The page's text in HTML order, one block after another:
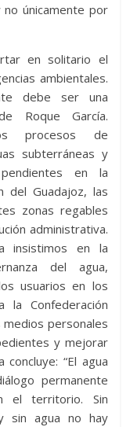
únicamente por
en solitario el
ambientales.
debe ser una
Roque García.
procesos de
subterráneas y
en la
del Guadajoz, las
zonas regables
administrativa.
insistimos en la
del agua,
usuarios en los
Confederación
medios personales
y mejorar
“El agua
permanente
el territorio. Sin
sin agua no hay